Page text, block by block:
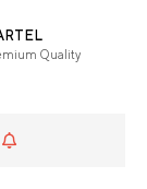
Quality